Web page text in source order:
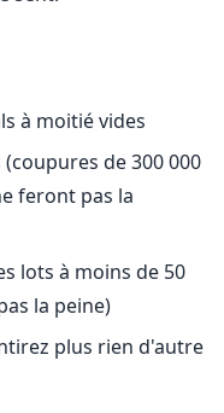
à moitié vides
de 300 000
feront pas la
lots à moins de 50
la peine)
plus rien d'autre